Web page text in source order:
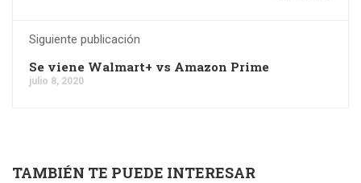
Siguiente publicación
Se viene Walmart+ vs Amazon Prime
julio 8, 2020
TAMBIÉN TE PUEDE INTERESAR